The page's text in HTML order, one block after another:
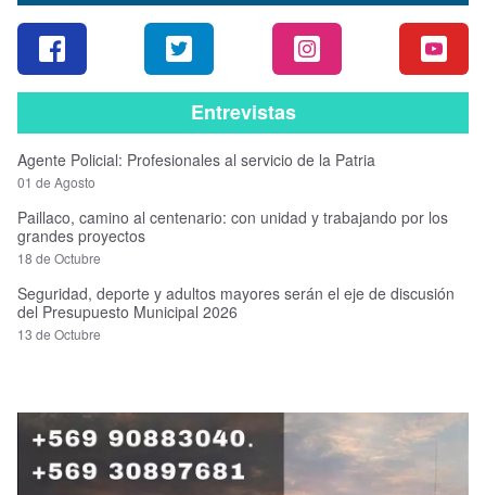
Entrevistas
Agente Policial: Profesionales al servicio de la Patria
01 de Agosto
Paillaco, camino al centenario: con unidad y trabajando por los
grandes proyectos
18 de Octubre
Seguridad, deporte y adultos mayores serán el eje de discusión
del Presupuesto Municipal 2026
13 de Octubre